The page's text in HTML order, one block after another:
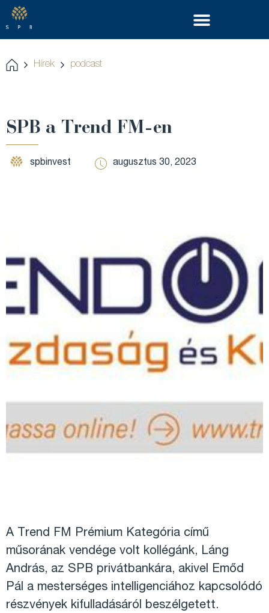
Hírek podcast
SPB a Trend FM-en
spbinvest augusztus 30, 2023
A Trend FM Prémium Kategória című
műsorának vendége volt kollégánk, Láng
András, az SPB privátbankára, akivel Emőd
Pál a mesterséges intelligenciához kapcsolódó
részvények kifulladásáról beszélgetett.